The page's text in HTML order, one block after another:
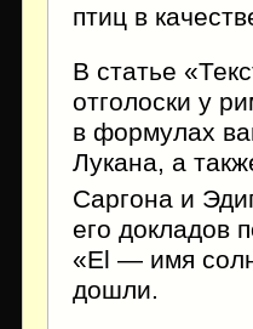
птиц в
В статье
отголоски у
в формулах
Лукана, а
Саргона и
его докладов
«El — имя
дошли.